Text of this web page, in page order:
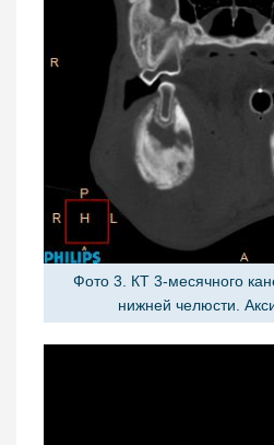
Фото 3. КТ 3-месячного
нижней челюсти.